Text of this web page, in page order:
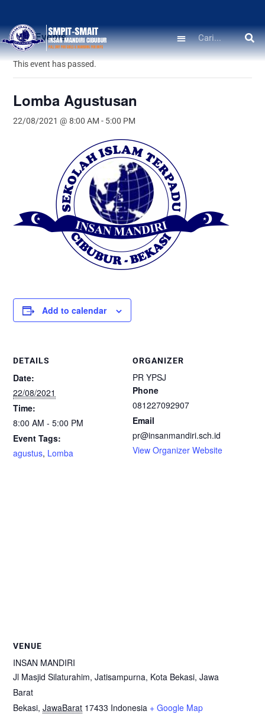
« All Events
This event has passed.
Lomba Agustusan
22/08/2021 @ 8:00 AM - 5:00 PM
Add to calendar
DETAILS
Date:
22/08/2021
Time:
8:00 AM - 5:00 PM
Event Tags:
agustus, Lomba
ORGANIZER
PR YPSJ
Phone
081227092907
Email
pr@insanmandiri.sch.id
View Organizer Website
VENUE
INSAN MANDIRI
Jl Masjid Silaturahim, Jatisampurna, Kota Bekasi, Jawa
Barat
Bekasi, JawaBarat 17433 Indonesia + Google Map